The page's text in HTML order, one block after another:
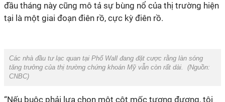
đầu tháng này cũng mô tả sự bùng nổ của thị trường hiện
tại là một giai đoạn điên rồ, cực kỳ điên rồ.
Các nhà đầu tư lạc quan tại Phố Wall đang đặt cược rằng làn sóng
tăng trưởng của thị trường chứng khoán Mỹ vẫn còn rất dài. (Nguồn:
CNBC)
“Nếu buộc phải lựa chọn một cột mốc tương đương, tôi